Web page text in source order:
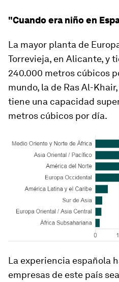
"Cuando era niño en
La mayor planta de
Torrevieja, en Alicante, y
240.000 metros cúbicos
mundo, la de Ras Al-
tiene una capacidad
metros cúbicos por día.
La experiencia española
empresas de este país